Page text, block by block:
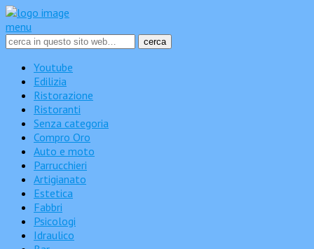
menu
Youtube
Edilizia
Ristorazione
Ristoranti
Senza categoria
Compro Oro
Auto e moto
Parrucchieri
Artigianato
Estetica
Fabbri
Psicologi
Idraulico